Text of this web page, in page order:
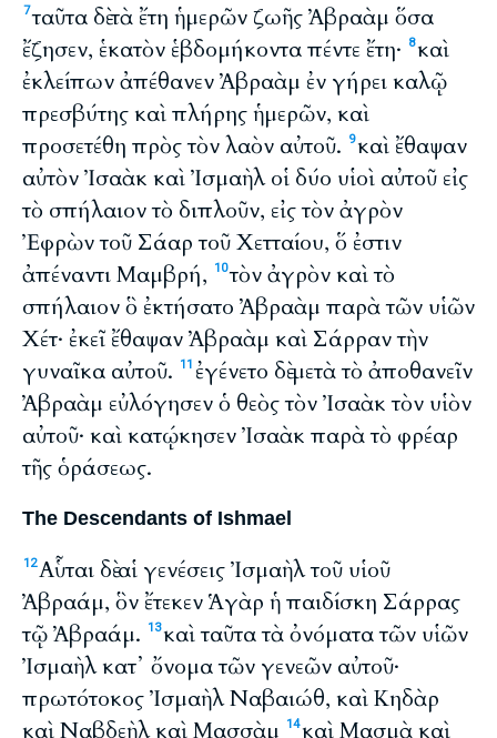
7ταῦτα δὲ τὰ ἔτη ἡμερῶν ζωῆς Ἀβραὰμ ὅσα
ἔζησεν, ἑκατὸν ἑβδομήκοντα πέντε ἔτη·
8καὶ
ἐκλείπων ἀπέθανεν Ἀβραὰμ ἐν γήρει καλῷ
πρεσβύτης καὶ πλήρης ἡμερῶν, καὶ
προσετέθη πρὸς τὸν λαὸν αὐτοῦ.
9καὶ ἔθαψαν
αὐτὸν Ἰσαὰκ καὶ Ἰσμαὴλ οἱ δύο υἱοὶ αὐτοῦ εἰς
τὸ σπήλαιον τὸ διπλοῦν, εἰς τὸν ἀγρὸν
Ἐφρὼν τοῦ Σάαρ τοῦ Χετταίου, ὅ ἐστιν
ἀπέναντι Μαμβρή,
10τὸν ἀγρὸν καὶ τὸ
σπήλαιον ὃ ἐκτήσατο Ἀβραὰμ παρὰ τῶν υἱῶν
Χέτ· ἐκεῖ ἔθαψαν Ἀβραὰμ καὶ Σάρραν τὴν
γυναῖκα αὐτοῦ.
11 ἐγένετο δὲ μετὰ τὸ ἀποθανεῖν
Ἀβραὰμ εὐλόγησεν ὁ θεὸς τὸν Ἰσαὰκ τὸν υἱὸν
αὐτοῦ· καὶ κατῴκησεν Ἰσαὰκ παρὰ τὸ φρέαρ
τῆς ὁράσεως.
The Descendants of Ishmael
12Αὗται δὲ αἱ γενέσεις Ἰσμαὴλ τοῦ υἱοῦ
Ἀβραάμ, ὃν ἔτεκεν Ἁγὰρ ἡ παιδίσκη Σάρρας
τῷ Ἀβραάμ.
13καὶ ταῦτα τὰ ὀνόματα τῶν υἱῶν
Ἰσμαὴλ κατ᾽ ὄνομα τῶν γενεῶν αὐτοῦ·
πρωτότοκος Ἰσμαὴλ Ναβαιώθ, καὶ Κηδὰρ
καὶ Ναβδεὴλ καὶ Μασσὰμ
14καὶ Μασμὰ καὶ